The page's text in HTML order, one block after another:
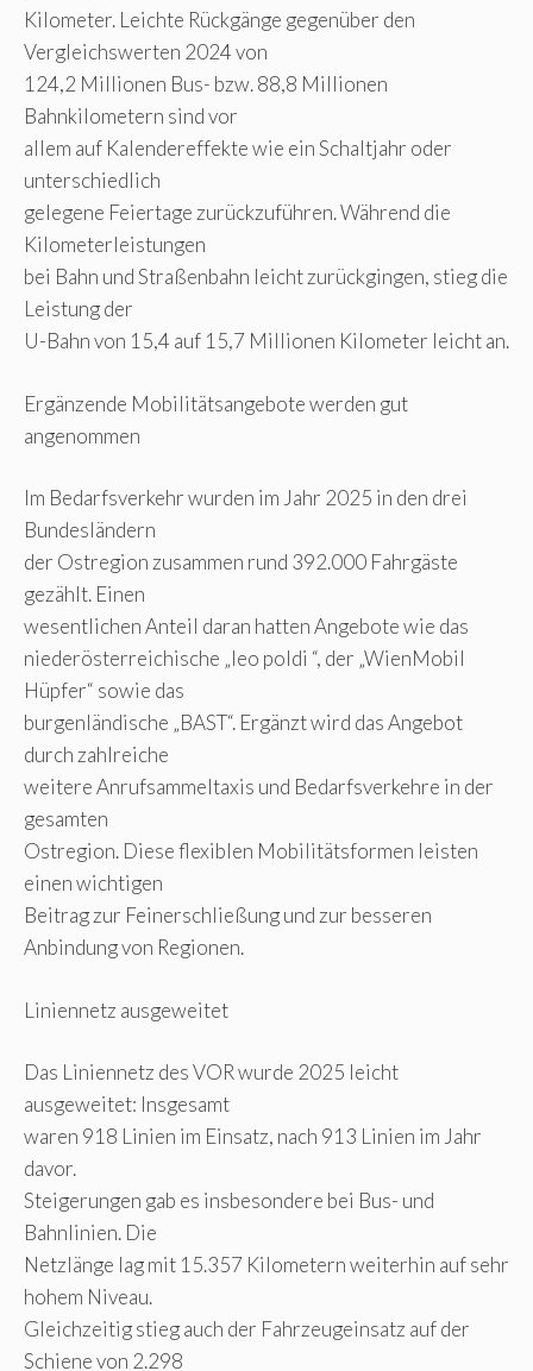
Kilometer. Leichte Rückgänge gegenüber den
Vergleichswerten 2024 von
124,2 Millionen Bus- bzw. 88,8 Millionen
Bahnkilometern sind vor
allem auf Kalendereffekte wie ein Schaltjahr oder
unterschiedlich
gelegene Feiertage zurückzuführen. Während die
Kilometerleistungen
bei Bahn und Straßenbahn leicht zurückgingen, stieg die
Leistung der
U-Bahn von 15,4 auf 15,7 Millionen Kilometer leicht an.
Ergänzende Mobilitätsangebote werden gut
angenommen
Im Bedarfsverkehr wurden im Jahr 2025 in den drei
Bundesländern
der Ostregion zusammen rund 392.000 Fahrgäste
gezählt. Einen
wesentlichen Anteil daran hatten Angebote wie das
niederösterreichische „leo poldi “, der „WienMobil
Hüpfer“ sowie das
burgenländische „BAST“. Ergänzt wird das Angebot
durch zahlreiche
weitere Anrufsammeltaxis und Bedarfsverkehre in der
gesamten
Ostregion. Diese flexiblen Mobilitätsformen leisten
einen wichtigen
Beitrag zur Feinerschließung und zur besseren
Anbindung von Regionen.
Liniennetz ausgeweitet
Das Liniennetz des VOR wurde 2025 leicht
ausgeweitet: Insgesamt
waren 918 Linien im Einsatz, nach 913 Linien im Jahr
davor.
Steigerungen gab es insbesondere bei Bus- und
Bahnlinien. Die
Netzlänge lag mit 15.357 Kilometern weiterhin auf sehr
hohem Niveau.
Gleichzeitig stieg auch der Fahrzeugeinsatz auf der
Schiene von 2.298